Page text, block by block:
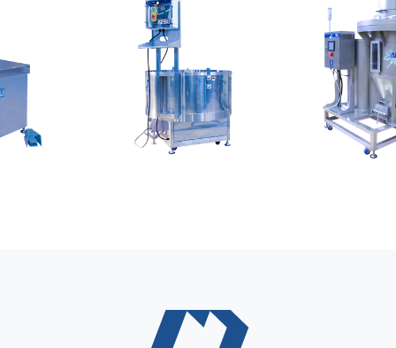
ニッコーブログ
レザークラフトで簡単パ
ニッコーブログ
レザークラフトで簡単パ
スケース[道具準備編]